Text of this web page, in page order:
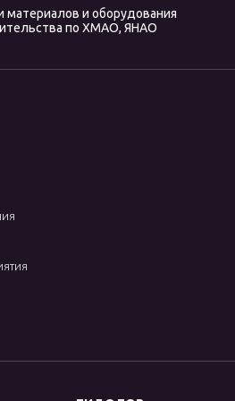
материалов и оборудования
по ХМАО, ЯНАО